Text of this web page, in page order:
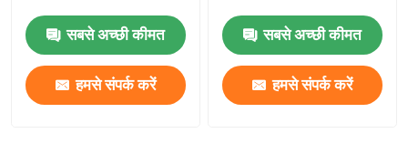
सबसे अच्छी कीमत
हमसे संपर्क करें
सबसे अच्छी कीमत
हमसे संपर्क करें